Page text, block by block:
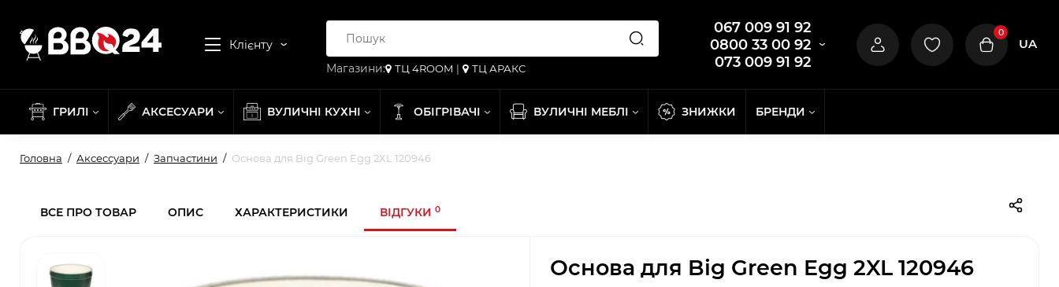
Клієнту
067 009 91 92
0800 33 00 92
073 009 91 92
Магазини: ТЦ 4ROOM | ТЦ АРАКС
0
UA
ГРИЛІ АКСЕСУАРИ ВУЛИЧНІ КУХНІ ОБІГРІВАЧІ ВУЛИЧНІ МЕБЛІ ЗНИЖКИ БРЕНДИ
Головна Аксессуари Запчастини Основа для Big Green Egg 2XL 120946
ВСЕ ПРО ТОВАР ОПИС ХАРАКТЕРИСТИКИ ВІДГУКИ 0
Основа для Big Green Egg 2XL 120946